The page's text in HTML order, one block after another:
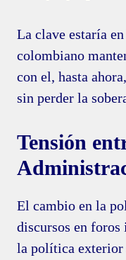
La clave estaría
colombiano
con el, hasta
sin perder la
Tensión
El cambio en la
discursos en
la política exterior